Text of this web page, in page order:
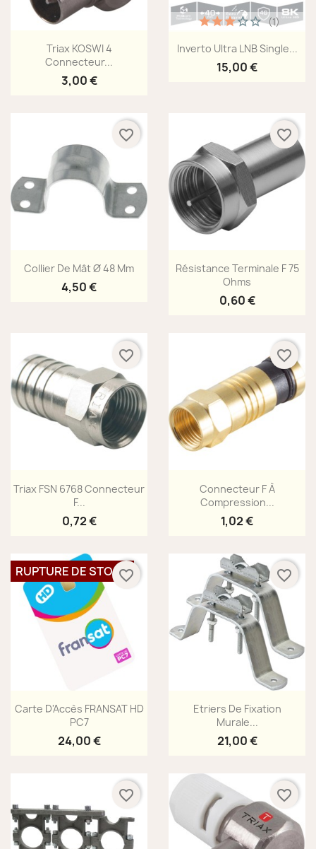
Aperçu rapide
Triax KOSWI 4
Connecteur...
3,00 €
Aperçu rapide
Inverto Ultra LNB Single...
15,00 €
(1)
Aperçu rapide
Collier De Mât Ø 48 Mm
4,50 €
favorite_border
Aperçu rapide
Résistance Terminale F 75
Ohms
0,60 €
favorite_border
Aperçu rapide
Triax FSN 6768 Connecteur
F...
0,72 €
favorite_border
Aperçu rapide
Connecteur F À
Compression...
1,02 €
favorite_border
Aperçu rapide
Carte D'Accès FRANSAT HD
PC7
24,00 €
RUPTURE DE STOCK
favorite_border
Aperçu rapide
Etriers De Fixation
Murale...
21,00 €
favorite_border
favorite_border favorite_border